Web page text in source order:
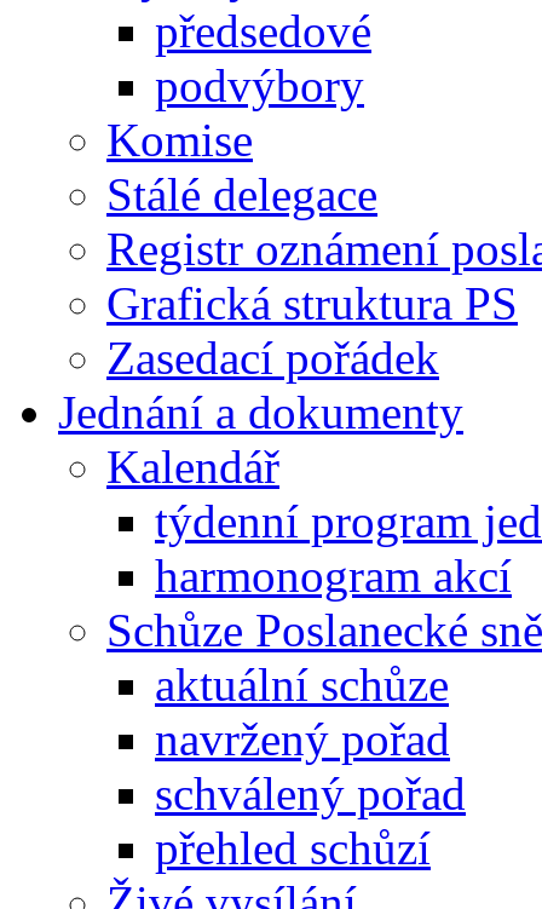
předsedové
podvýbory
Komise
Stálé delegace
Registr oznámení
Grafická struktura PS
Zasedací pořádek
Jednání a dokumenty
Kalendář
týdenní program
harmonogram akcí
Schůze Poslanecké
aktuální schůze
navržený pořad
schválený pořad
přehled schůzí